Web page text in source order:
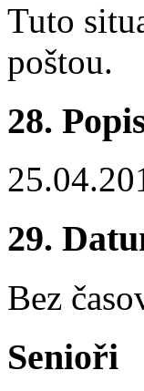
Tuto
poštou.
28.
29.
Bez
Senioři